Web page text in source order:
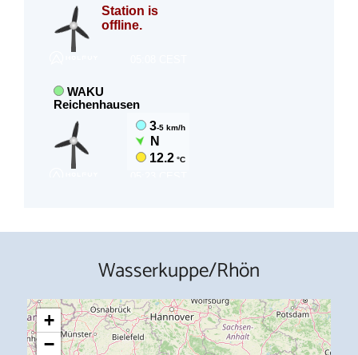
Wasserkuppe/Rhön
+
−